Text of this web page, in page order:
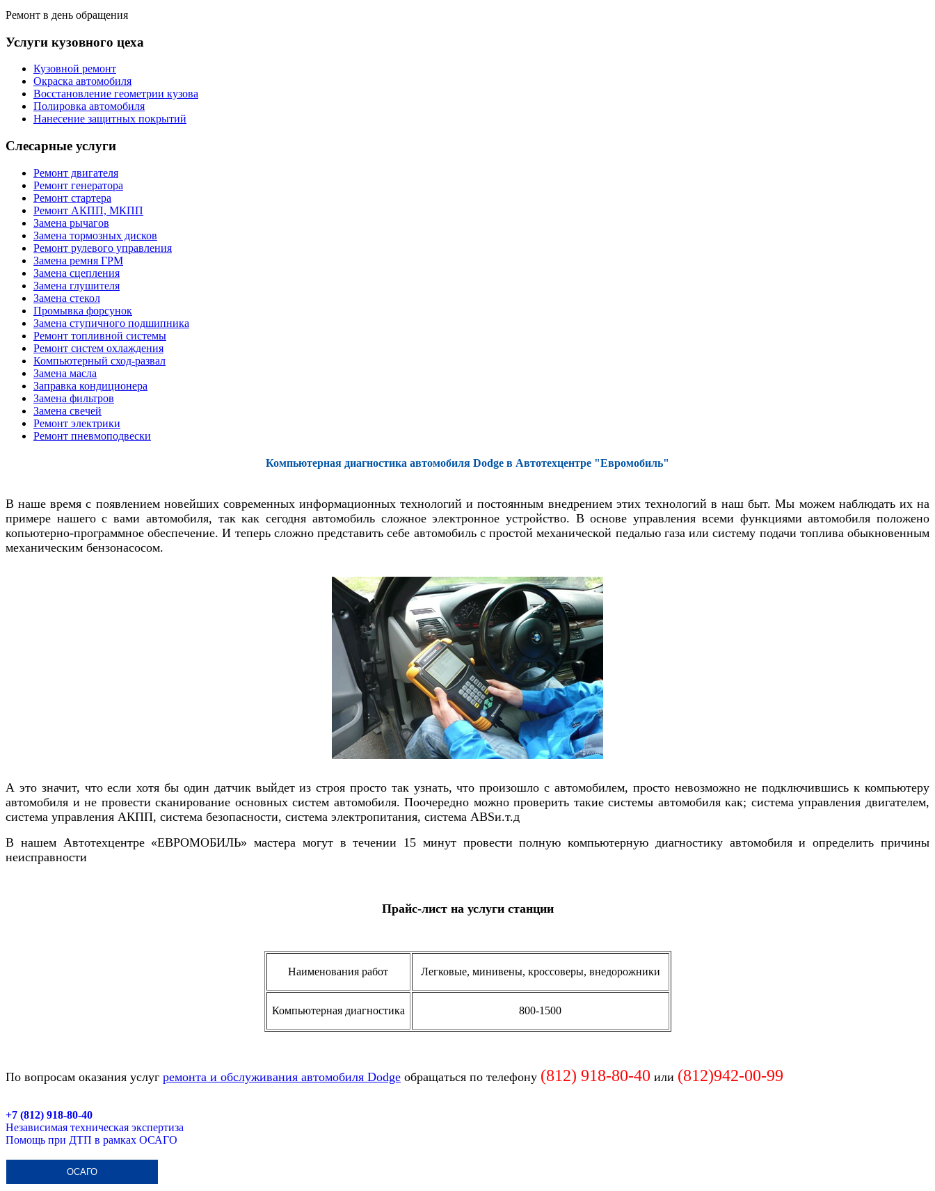
Ремонт в день обращения
Услуги кузовного цеха
Кузовной ремонт
Окраска автомобиля
Восстановление геометрии кузова
Полировка автомобиля
Нанесение защитных покрытий
Слесарные услуги
Ремонт двигателя
Ремонт генератора
Ремонт стартера
Ремонт АКПП, МКПП
Замена рычагов
Замена тормозных дисков
Ремонт рулевого управления
Замена ремня ГРМ
Замена сцепления
Замена глушителя
Замена стекол
Промывка форсунок
Замена ступичного подшипника
Ремонт топливной системы
Ремонт систем охлаждения
Компьютерный сход-развал
Замена масла
Заправка кондиционера
Замена фильтров
Замена свечей
Ремонт электрики
Ремонт пневмоподвески
Компьютерная диагностика автомобиля Dodge в Автотехцентре "Евромобиль"
В наше время с появлением новейших современных информационных технологий и постоянным внедрением этих технологий в наш быт. Мы можем наблюдать их на
примере нашего с вами автомобиля, так как сегодня автомобиль сложное электронное устройство. В основе управления всеми функциями автомобиля положено
копьютерно-программное обеспечение. И теперь сложно представить себе автомобиль с простой механической педалью газа или систему подачи топлива обыкновенным
механическим бензонасосом.
А это значит, что если хотя бы один датчик выйдет из строя просто так узнать, что произошло с автомобилем, просто невозможно не подключившись к компьютеру
автомобиля и не провести сканирование основных систем автомобиля. Поочередно можно проверить такие системы автомобиля как; система управления двигателем,
система управления АКПП, система безопасности, система электропитания, система АBSи.т.д
В нашем Автотехцентре «ЕВРОМОБИЛЬ» мастера могут в течении 15 минут провести полную компьютерную диагностику автомобиля и определить причины
неисправности
Прайс-лист на услуги станции
Наименования работ Легковые, минивены, кроссоверы, внедорожники
Компьютерная диагностика 800-1500
По вопросам оказания услуг ремонта и обслуживания автомобиля Dodge обращаться по телефону (812) 918-80-40 или (812)942-00-99
+7 (812) 918-80-40
Независимая техническая экспертиза
Помощь при ДТП в рамках ОСАГО
ОСАГО